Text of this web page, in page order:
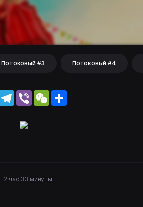
Потоковый #3 Потоковый #4
Telegram
Viber WeChat
2 час 33 минуты